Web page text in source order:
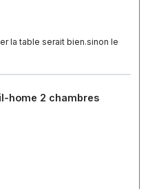
la table serait bien.sinon le
home 2 chambres